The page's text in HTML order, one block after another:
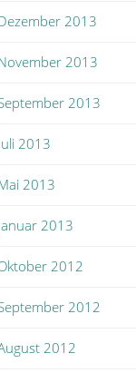
2013
2013
2013
2013
2013
2013
2012
2012
2012